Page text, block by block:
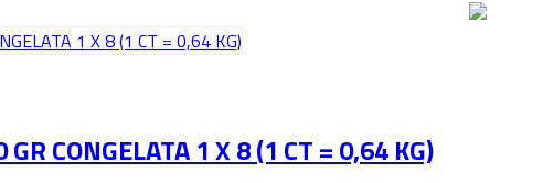
CONGELATA 1 X 8 (1 CT = 0,64 KG)